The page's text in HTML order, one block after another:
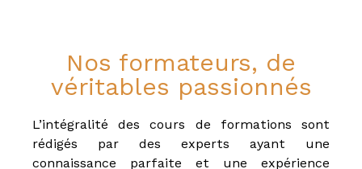
Nos formateurs, de
véritables passionnés
L’intégralité des cours de formations sont
rédigés par des experts ayant une
connaissance parfaite et une expérience